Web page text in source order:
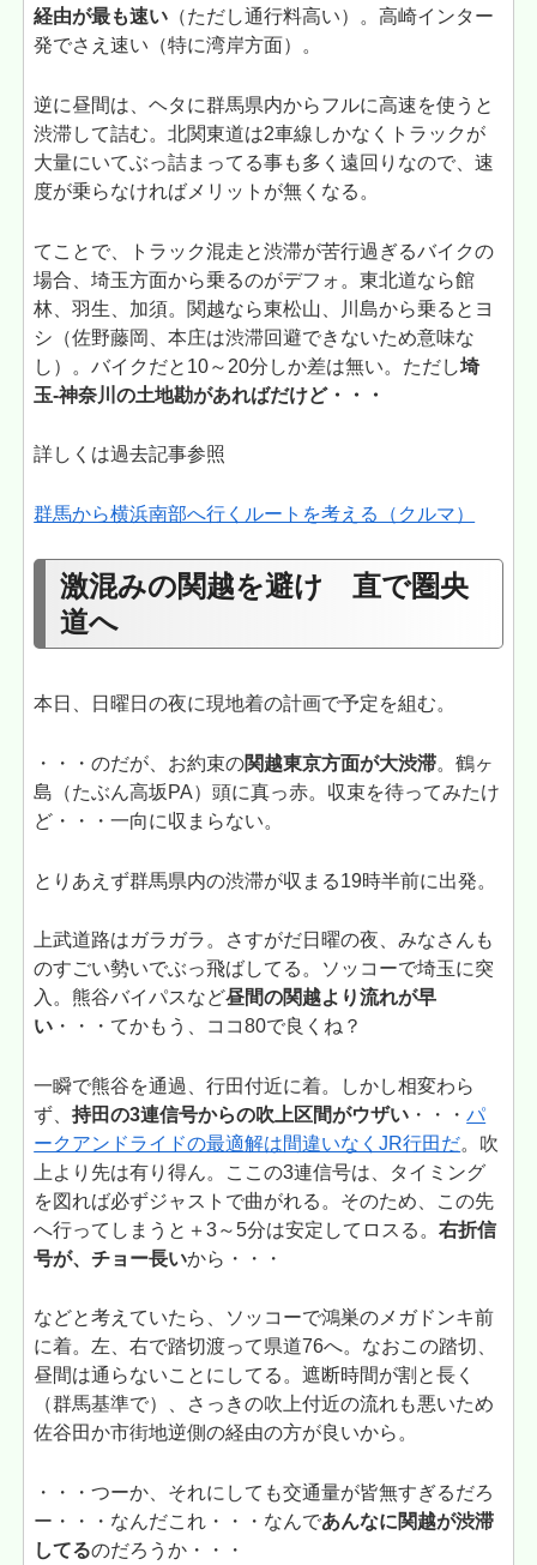
経由が最も速い （ただし通行料高い）。高崎インター
発でさえ速い（特に湾岸方面）。
逆に昼間は、ヘタに群馬県内からフルに高速を使うと
渋滞して詰む。北関東道は2車線しかなくトラックが
大量にいてぶっ詰まってる事も多く遠回りなので、速
度が乗らなければメリットが無くなる。
てことで、トラック混走と渋滞が苦行過ぎるバイクの
場合、埼玉方面から乗るのがデフォ。東北道なら館
林、羽生、加須。関越なら東松山、川島から乗るとヨ
シ（佐野藤岡、本庄は渋滞回避できないため意味な
し）。バイクだと10～20分しか差は無い。ただし埼
玉-神奈川の土地勘があればだけど・・・
詳しくは過去記事参照
群馬から横浜南部へ行くルートを考える（クルマ）
激混みの関越を避け 直で圏央
道へ
本日、日曜日の夜に現地着の計画で予定を組む。
・・・のだが、お約束の関越東京方面が大渋滞。鶴ヶ
島（たぶん高坂PA）頭に真っ赤。収束を待ってみたけ
ど・・・一向に収まらない。
とりあえず群馬県内の渋滞が収まる19時半前に出発。
上武道路はガラガラ。さすがだ日曜の夜、みなさんも
のすごい勢いでぶっ飛ばしてる。ソッコーで埼玉に突
入。熊谷バイパスなど昼間の関越より流れが早
い ・・・てかもう、ココ80で良くね？
一瞬で熊谷を通過、行田付近に着。しかし相変わら
ず、持田の3連信号からの吹上区間がウザい ・・・パ
ークアンドライドの最適解は間違いなくJR行田だ。吹
上より先は有り得ん。ここの3連信号は、タイミング
を図れば必ずジャストで曲がれる。そのため、この先
へ行ってしまうと＋3～5分は安定してロスる。右折信
号が、チョー長いから・・・
などと考えていたら、ソッコーで鴻巣のメガドンキ前
に着。左、右で踏切渡って県道76へ。なおこの踏切、
昼間は通らないことにしてる。遮断時間が割と長く
（群馬基準で）、さっきの吹上付近の流れも悪いため
佐谷田か市街地逆側の経由の方が良いから。
・・・つーか、それにしても交通量が皆無すぎるだろ
ー・・・なんだこれ・・・なんであんなに関越が渋滞
してるのだろうか・・・